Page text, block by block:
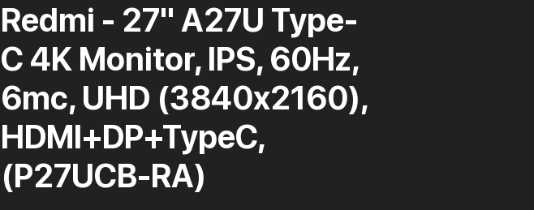
Redmi - 27" A27U Type-
C 4K Monitor, IPS, 60Hz,
6mc, UHD (3840x2160),
HDMI+DP+TypeC,
(P27UCB-RA)